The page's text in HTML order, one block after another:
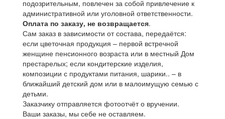
подозрительным, повлечен за собой привлечение к
административной или уголовной ответственности.
Оплата по заказу, не возвращается.
Сам заказ в зависимости от состава, передаётся:
если цветочная продукция – первой встречной
женщине пенсионного возраста или в местный Дом
престарелых; если кондитерские изделия,
композиции с продуктами питания, шарики.. – в
ближайший детский дом или в малоимущую семью с
детьми.
Заказчику отправляется фотоотчёт о вручении.
Ваши заказы, мы себе не оставляем.